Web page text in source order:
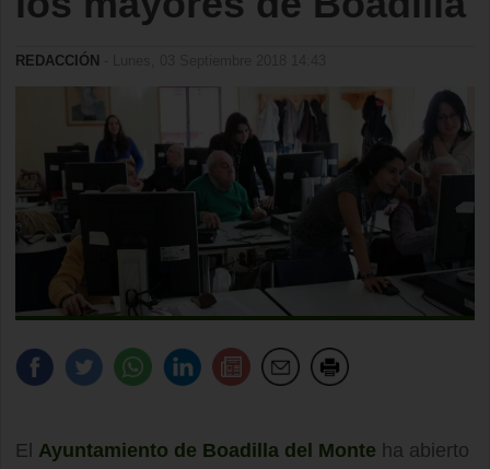
REDACCIÓN
El Ayuntamiento de Boadilla del Monte ha abierto